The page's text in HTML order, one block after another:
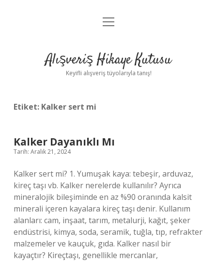
Anasayfa
Yasal Uyarı
menüyü
Alışveriş Hikaye Kutusu
Keyifli alışveriş tüyolarıyla tanış!
Etiket: Kalker sert mi
Kalker Dayanıklı Mı
Tarih: Aralık 21, 2024
Kalker sert mi? 1. Yumuşak kaya: tebeşir, arduvaz,
kireç taşı vb. Kalker nerelerde kullanılır? Ayrıca
mineralojik bileşiminde en az %90 oranında kalsit
minerali içeren kayalara kireç taşı denir. Kullanım
alanları: cam, inşaat, tarım, metalurji, kağıt, şeker
endüstrisi, kimya, soda, seramik, tuğla, tıp, refrakter
malzemeler ve kauçuk, gıda. Kalker nasıl bir
kayaçtır? Kireçtaşı, genellikle mercanlar,